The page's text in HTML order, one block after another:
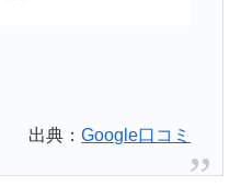
出典：Google口コミ